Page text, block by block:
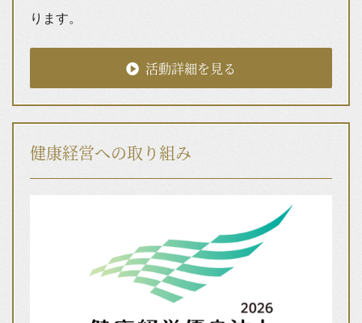
ります。
活動詳細を見る
健康経営への取り組み